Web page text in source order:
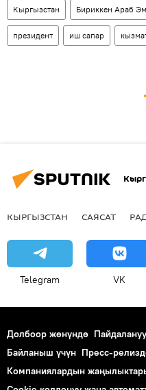
Кыргызстан Бириккен Араб
президент иш сапар
КЫРГЫЗСТАН САЯСАТ
Telegram VK
Долбоор жөнүндө
Байланыш үчүн Пресс-
Компаниялардын